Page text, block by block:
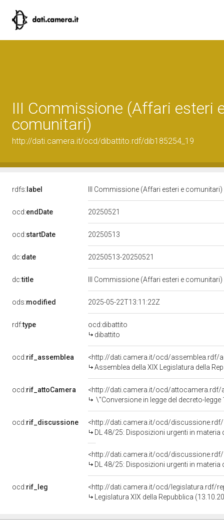
III Commissione (Affari esteri
comunitari)
http://dati.camera.it/ocd/dibattito.rdf/dib185254_19
rdfs: label III Commissione (Affari esteri e comunitari)
ocd:endDate 20250521
ocd:startDate 20250513
dc:date 20250513-20250521
dc:title III Commissione (Affari esteri e comunitari)
ods:modified 2025-05-22T13:11:22Z
rdf:type
ocd:dibattito
dibattito
ocd:rif_assemblea
<http://dati.camera.it/ocd/assemblea.rdf/
Assemblea della XIX Legislatura della
ocd:rif_attoCamera
<http://dati.camera.it/ocd/attocamera.rdf/
\"Conversione in legge del decreto-legge 11 aprile 2025, n. 48, recante disposizioni urgenti in
ocd:rif_discussione
<http://dati.camera.it/ocd/discussione.rdf/
DL 48/25: Disposizioni urgenti in materia di sicurezza
<http://dati.camera.it/ocd/discussione.rdf/
DL 48/25: Disposizioni urgenti in materia di sicurezza
ocd:rif_leg
<http://dati.camera.it/ocd/legislatura.rdf/
Legislatura XIX della Repubblica